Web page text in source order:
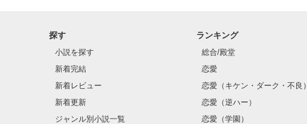
    普段は大人しく、本を読んでいる。
    メガネをとるとイケメン！？
探す
小説を探す
新着完結
新着レビュー
新着更新
ジャンル別小説一覧
ランキング
総合/殿堂
恋愛
恋愛（キケン・ダーク・不良）
恋愛（逆ハー）
恋愛（学園）